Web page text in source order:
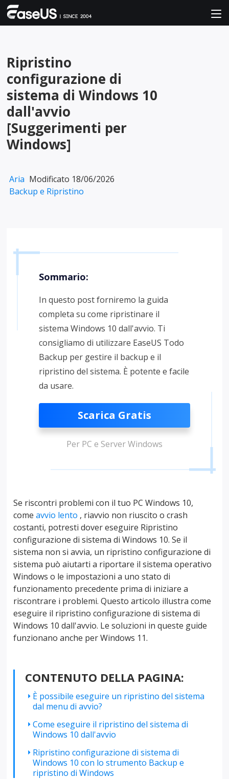
Ripristino
configurazione di
sistema di Windows 10
dall'avvio
[Suggerimenti per
Windows]
Aria Modificato 18/06/2026
Backup e Ripristino
Sommario:
In questo post forniremo la guida
completa su come ripristinare il
sistema Windows 10 dall'avvio. Ti
consigliamo di utilizzare EaseUS Todo
Backup per gestire il backup e il
ripristino del sistema. È potente e facile
da usare.
Scarica Gratis
Per PC e Server Windows
Se riscontri problemi con il tuo PC Windows 10,
comeavvio lento , riavvio non riuscito o crash
costanti, potresti dover eseguire Ripristino
configurazione di sistema di Windows 10. Se il
sistema non si avvia, un ripristino configurazione di
sistema può aiutarti a riportare il sistema operativo
Windows o le impostazioni a uno stato di
funzionamento precedente prima di iniziare a
riscontrare i problemi. Questo articolo illustra come
eseguire il ripristino configurazione di sistema di
Windows 10 dall'avvio. Le soluzioni in queste guide
funzionano anche per Windows 11.
CONTENUTO DELLA PAGINA:
È possibile eseguire un ripristino del sistema
dal menu di avvio?
Come eseguire il ripristino del sistema di
Windows 10 dall'avvio
Ripristino configurazione di sistema di
Windows 10 con lo strumento Backup e
ripristino di Windows